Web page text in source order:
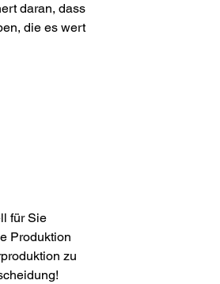
daran, dass
die es wert
für Sie
Produktion
zu